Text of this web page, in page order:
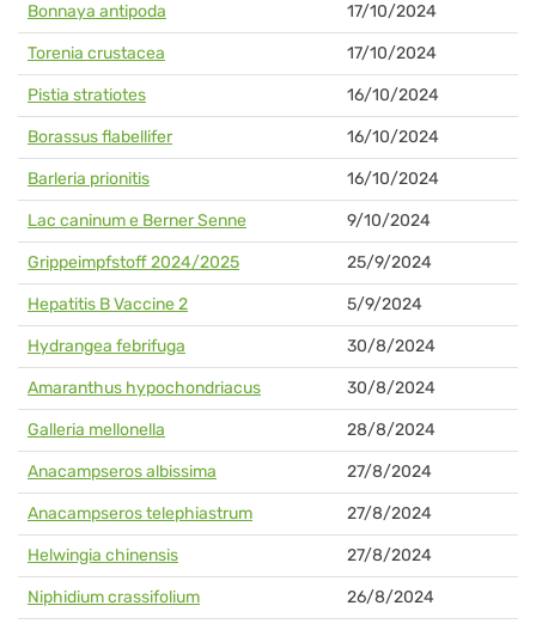
Bonnaya antipoda 17/10/2024
Torenia crustacea 17/10/2024
Pistia stratiotes 16/10/2024
Borassus flabellifer 16/10/2024
Barleria prionitis 16/10/2024
Lac caninum e Berner Senne 9/10/2024
Grippeimpfstoff 2024/2025 25/9/2024
Hepatitis B Vaccine 2 5/9/2024
Hydrangea febrifuga 30/8/2024
Amaranthus hypochondriacus 30/8/2024
Galleria mellonella 28/8/2024
Anacampseros albissima 27/8/2024
Anacampseros telephiastrum 27/8/2024
Helwingia chinensis 27/8/2024
Niphidium crassifolium 26/8/2024